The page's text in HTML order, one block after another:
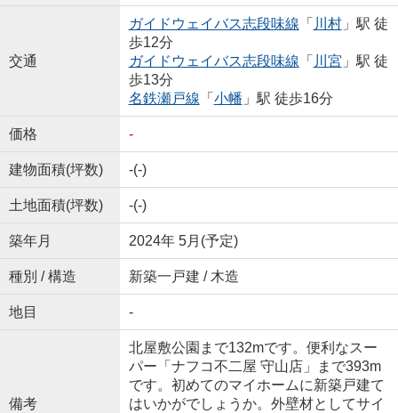
交通
ガイドウェイバス志段味線 「 川村」駅 徒
歩12分
ガイドウェイバス志段味線 「 川宮 」駅 徒
歩13分
名鉄瀬戸線 「 小幡 」駅 徒歩16分
価格 -
建物面積(坪数) -(-)
土地面積(坪数) -(-)
築年月 2024年 5月(予定)
種別 / 構造 新築一戸建 / 木造
地目 -
備考
北屋敷公園まで132mです。便利なスー
パー「ナフコ不二屋 守山店」まで393m
です。初めてのマイホームに新築戸建て
はいかがでしょうか。外壁材としてサイ